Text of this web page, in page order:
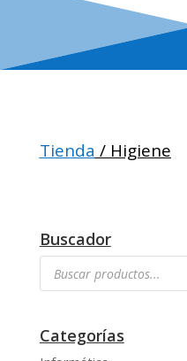
Tienda / Higiene
Buscador
Búsqueda
de
productos
Categorías